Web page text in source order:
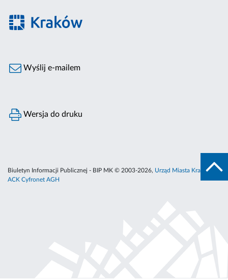
Wyślij e-mailem
Wersja do druku
Biuletyn Informacji Publicznej - BIP MK © 2003-2026, Urząd Miasta Krakowa
ACK Cyfronet AGH